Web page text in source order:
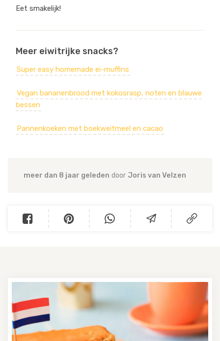
Eet smakelijk!
Meer eiwitrijke snacks?
Super easy homemade ei-muffins
Vegan bananenbrood met kokosrasp, noten en blauwe
bessen
Pannenkoeken met boekweitmeel en cacao
meer dan 8 jaar geleden door Joris van Velzen